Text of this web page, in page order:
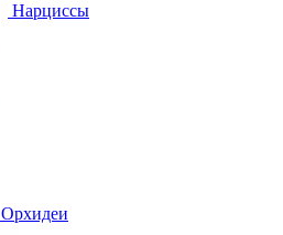
Нарциссы
Орхидеи